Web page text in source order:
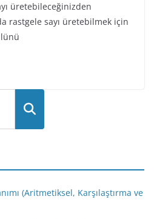
üretebileceğinizden
rastgele sayı üretebilmek için
(Aritmetiksel, Karşılaştırma ve